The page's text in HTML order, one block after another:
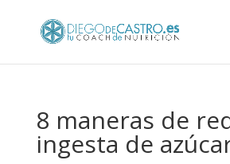
8 maneras de
ingesta de